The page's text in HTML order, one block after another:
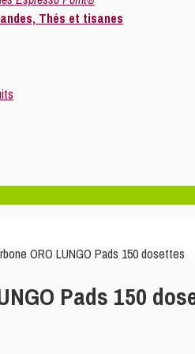
Thés et tisanes
ORO LUNGO Pads 150 dosettes
Pads 150